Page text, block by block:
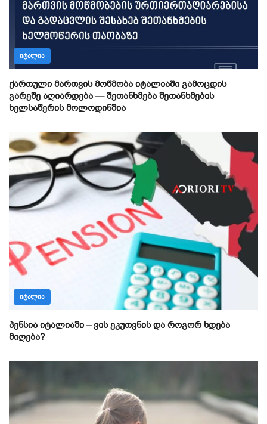
ᲘᲢᲐᲚᲘᲐ
ქართული მართვის მოწმობა იტალიაში გამოცდის
გარეშე აღიარდება — შეთანხმება შეთანხმების
ხელსაწერის მოლოდინშია
ᲘᲢᲐᲚᲘᲐ
პენსია იტალიაში – ვის ეკუთვნის და როგორ ხდება
მიღება?